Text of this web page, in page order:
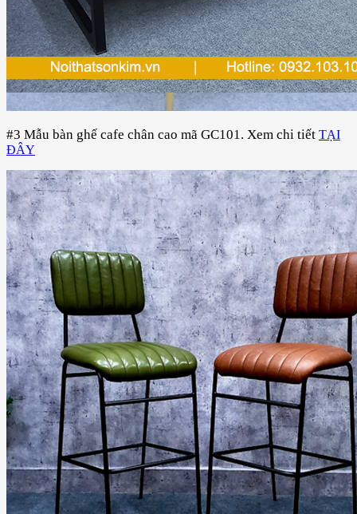
#3 Mẫu bàn ghế cafe chân cao mã GC101. Xem chi tiết TẠI
ĐÂY